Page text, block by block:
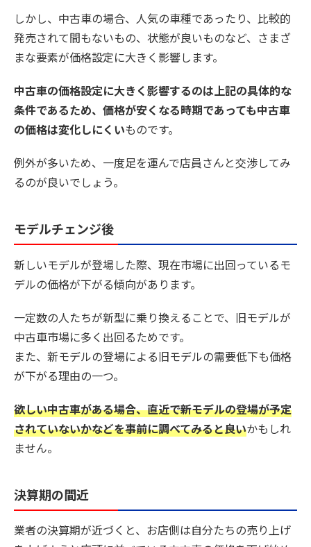
しかし、中古車の場合、人気の車種であったり、比較的
発売されて間もないもの、状態が良いものなど、さまざ
まな要素が価格設定に大きく影響します。
中古車の価格設定に大きく影響するのは上記の具体的な
条件であるため、価格が安くなる時期であっても中古車
の価格は変化しにくいものです。
例外が多いため、一度足を運んで店員さんと交渉してみ
るのが良いでしょう。
モデルチェンジ後
新しいモデルが登場した際、現在市場に出回っているモ
デルの価格が下がる傾向があります。
一定数の人たちが新型に乗り換えることで、旧モデルが
中古車市場に多く出回るためです。
また、新モデルの登場による旧モデルの需要低下も価格
が下がる理由の一つ。
欲しい中古車がある場合、直近で新モデルの登場が予定
されていないかなどを事前に調べてみると良いかもしれ
ません。
決算期の間近
業者の決算期が近づくと、お店側は自分たちの売り上げ